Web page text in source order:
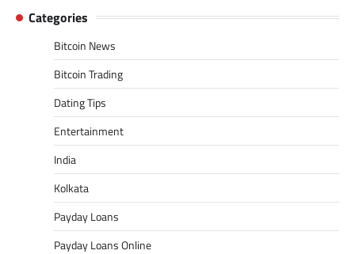
Categories
Bitcoin News
Bitcoin Trading
Dating Tips
Entertainment
India
Kolkata
Payday Loans
Payday Loans Online